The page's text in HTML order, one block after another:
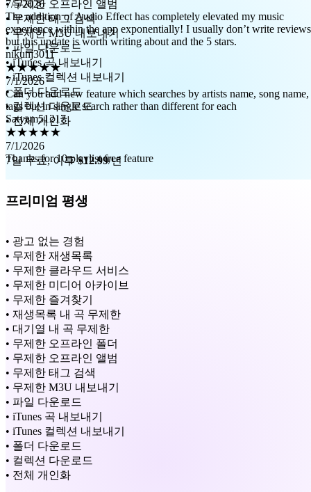
experience within the app exponentially! I usually don’t write
but this update is worth writing about and the 5 stars.
nikunj3011
★★★★★
7/1/2026
Can you add new feature which searches by artists name, song name,
tags but in single search rather than different for each
Satyam51217
★★★★★
7/1/2026
Thanks for 10 playlist free feature
• 무제한 오프라인 앨범
• 무제한 태그 검색
• 무제한 M3U 내보내기
• 파일 다운로드
• iTunes 곡 내보내기
• iTunes 컬렉션 내보내기
• 폴더 다운로드
• 컬렉션 다운로드
• 전체 개인화
7일 무료, 이후$12.99/년
프리미엄 평생
• 광고 없는 경험
• 무제한 재생목록
• 무제한 클라우드 서비스
• 무제한 미디어 아카이브
• 무제한 즐겨찾기
• 재생목록 내 곡 무제한
• 대기열 내 곡 무제한
• 무제한 오프라인 폴더
• 무제한 오프라인 앨범
• 무제한 태그 검색
• 무제한 M3U 내보내기
• 파일 다운로드
• iTunes 곡 내보내기
• iTunes 컬렉션 내보내기
• 폴더 다운로드
• 컬렉션 다운로드
• 전체 개인화